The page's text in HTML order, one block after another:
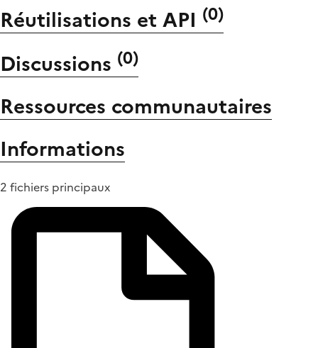
Réutilisations et API (0)
Discussions (0)
Ressources communautaires
Informations
2 fichiers principaux